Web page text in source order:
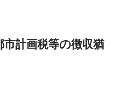
市計画税等の徴収猶